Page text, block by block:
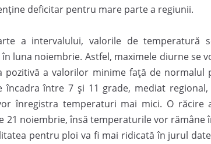
deficitar pentru mare parte a regiunii.
a intervalului, valorile de temperatură
luna noiembrie. Astfel, maximele diurne se
pozitivă a valorilor minime față de normalul
încadra între 7 și 11 grade, mediat
înregistra temperaturi mai mici. O răcire
21 noiembrie, însă temperaturile vor rămâne
pentru ploi va fi mai ridicată în jurul